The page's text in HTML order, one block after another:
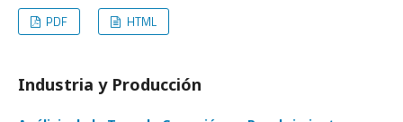
PDF
HTML
Industria y Producción